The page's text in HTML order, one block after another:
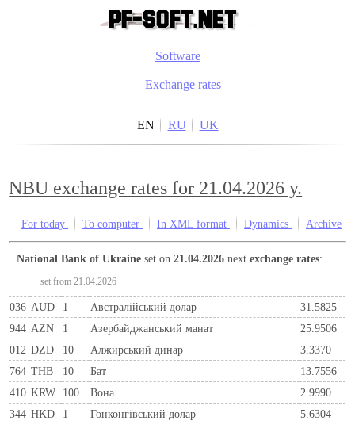
Software
Exchange rates
EN RU UK
NBU exchange rates for 21.04.2026 y.
For today To computer In XML format Dynamics Archive
National Bank of Ukraine set on21.04.2026 nextexchange rates:
set from 21.04.2026
036 AUD 1 Австралійський долар
31.5825
944 AZN 1 Азербайджанський манат
25.9506
012 DZD 10 Алжирський динар
3.3370
764 THB 10 Бат
13.7556
410 KRW 100 Вона
2.9990
344 HKD 1 Гонконгівський долар
5.6304